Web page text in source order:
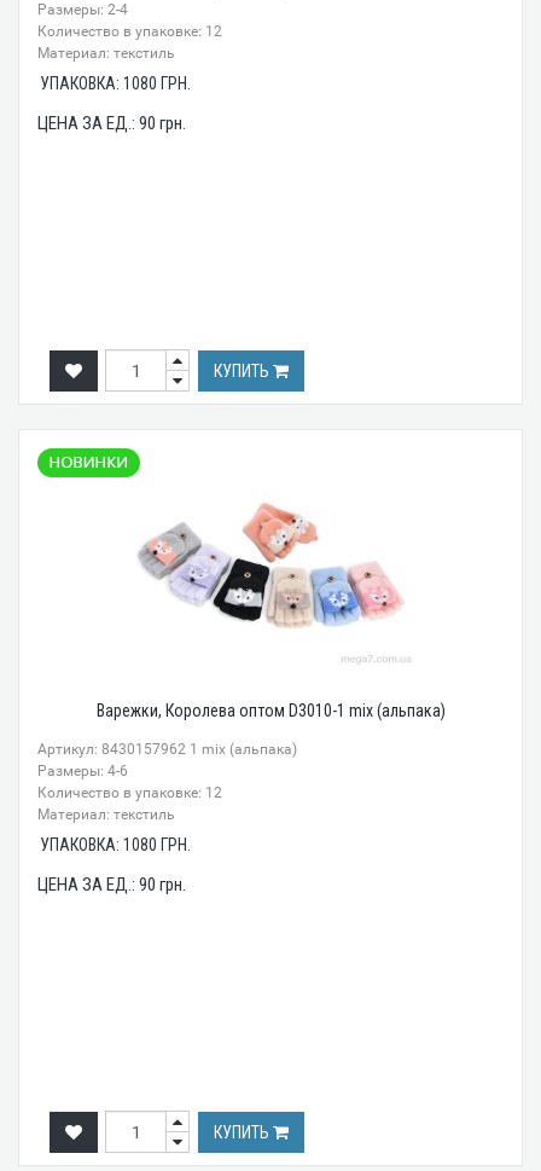
Размеры: 2-4
Количество в упаковке: 12
Материал: текстиль
УПАКОВКА: 1080 ГРН.
ЦЕНА ЗА ЕД.: 90 грн.
КУПИТЬ
Варежки, Королева оптом D3010-1 mix (альпака)
Артикул: 8430157962 1 mix (альпака)
Размеры: 4-6
Количество в упаковке: 12
Материал: текстиль
УПАКОВКА: 1080 ГРН.
ЦЕНА ЗА ЕД.: 90 грн.
КУПИТЬ